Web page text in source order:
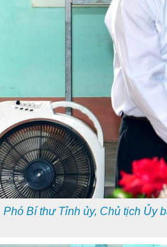
Phó Bí thư Tỉnh ủy, Chủ tịch Ủy